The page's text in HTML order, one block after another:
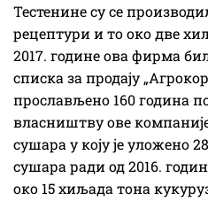
Тестенине су се
рецептури и то око две
2017. године ова фирма
списка за продају
прослављено 160 година
власништву ове
сушара у коју је уложено
сушара ради од 2016.
око 15 хиљада тона